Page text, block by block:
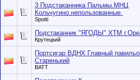
3 Подстаканника Пальмы.МНЦ
Кольчугино.непользованные.
Spotti
Подстаканник "ЯГОДЫ" ХТМ
Крутецкий
Портсигар ВДНХ Главный
Старенький
BATT